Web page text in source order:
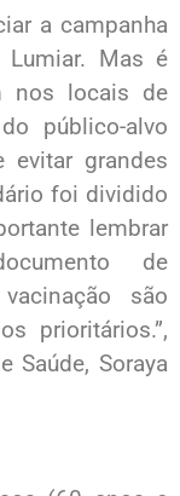
a campanha
Mas é
nos locais de
público-alvo
evitar grandes
foi dividido
lembrar
de
são
prioritários.”,
Saúde, Soraya